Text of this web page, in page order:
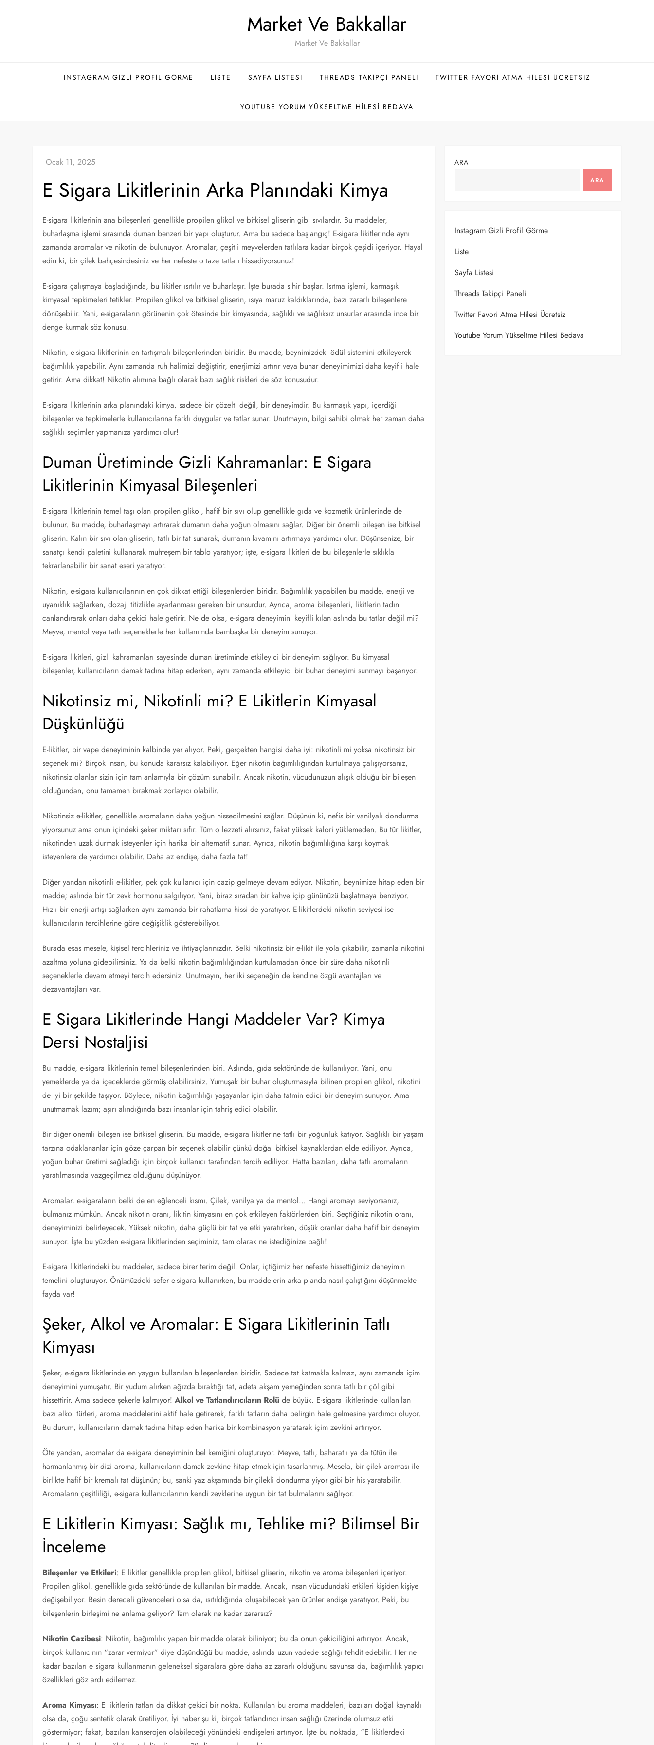
Market Ve Bakkallar
Market Ve Bakkallar
INSTAGRAM GIZLI PROFIL GÖRME LISTE SAYFA LISTESI THREADS TAKIPÇI PANELI TWITTER FAVORI ATMA HILESI ÜCRETSIZ
YOUTUBE YORUM YÜKSELTME HILESI BEDAVA
E Sigara Likitlerinin Arka Planındaki Kimya
E-sigara likitlerinin ana bileşenleri genellikle propilen glikol ve bitkisel gliserin gibi sıvılardır. Bu maddeler,
buharlaşma işlemi sırasında duman benzeri bir yapı oluşturur. Ama bu sadece başlangıç! E-sigara likitlerinde aynı
zamanda aromalar ve nikotin de bulunuyor. Aromalar, çeşitli meyvelerden tatlılara kadar birçok çeşidi içeriyor. Hayal
edin ki, bir çilek bahçesindesiniz ve her nefeste o taze tatları hissediyorsunuz!
E-sigara çalışmaya başladığında, bu likitler ısıtılır ve buharlaşır. İşte burada sihir başlar. Isıtma işlemi, karmaşık
kimyasal tepkimeleri tetikler. Propilen glikol ve bitkisel gliserin, ısıya maruz kaldıklarında, bazı zararlı bileşenlere
dönüşebilir. Yani, e-sigaraların görünenin çok ötesinde bir kimyasında, sağlıklı ve sağlıksız unsurlar arasında ince bir
denge kurmak söz konusu.
Nikotin, e-sigara likitlerinin en tartışmalı bileşenlerinden biridir. Bu madde, beynimizdeki ödül sistemini etkileyerek
bağımlılık yapabilir. Aynı zamanda ruh halimizi değiştirir, enerjimizi artırır veya buhar deneyimimizi daha keyifli hale
getirir. Ama dikkat! Nikotin alımına bağlı olarak bazı sağlık riskleri de söz konusudur.
E-sigara likitlerinin arka planındaki kimya, sadece bir çözelti değil, bir deneyimdir. Bu karmaşık yapı, içerdiği
bileşenler ve tepkimelerle kullanıcılarına farklı duygular ve tatlar sunar. Unutmayın, bilgi sahibi olmak her zaman daha
sağlıklı seçimler yapmanıza yardımcı olur!
Duman Üretiminde Gizli Kahramanlar: E Sigara
Likitlerinin Kimyasal Bileşenleri
E-sigara likitlerinin temel taşı olan propilen glikol, hafif bir sıvı olup genellikle gıda ve kozmetik ürünlerinde de
bulunur. Bu madde, buharlaşmayı artırarak dumanın daha yoğun olmasını sağlar. Diğer bir önemli bileşen ise bitkisel
gliserin. Kalın bir sıvı olan gliserin, tatlı bir tat sunarak, dumanın kıvamını artırmaya yardımcı olur. Düşünsenize, bir
sanatçı kendi paletini kullanarak muhteşem bir tablo yaratıyor; işte, e-sigara likitleri de bu bileşenlerle sıklıkla
tekrarlanabilir bir sanat eseri yaratıyor.
Nikotin, e-sigara kullanıcılarının en çok dikkat ettiği bileşenlerden biridir. Bağımlılık yapabilen bu madde, enerji ve
uyanıklık sağlarken, dozajı titizlikle ayarlanması gereken bir unsurdur. Ayrıca, aroma bileşenleri, likitlerin tadını
canlandırarak onları daha çekici hale getirir. Ne de olsa, e-sigara deneyimini keyifli kılan aslında bu tatlar değil mi?
Meyve, mentol veya tatlı seçeneklerle her kullanımda bambaşka bir deneyim sunuyor.
E-sigara likitleri, gizli kahramanları sayesinde duman üretiminde etkileyici bir deneyim sağlıyor. Bu kimyasal
bileşenler, kullanıcıların damak tadına hitap ederken, aynı zamanda etkileyici bir buhar deneyimi sunmayı başarıyor.
Nikotinsiz mi, Nikotinli mi? E Likitlerin Kimyasal
Düşkünlüğü
E-likitler, bir vape deneyiminin kalbinde yer alıyor. Peki, gerçekten hangisi daha iyi: nikotinli mi yoksa nikotinsiz bir
seçenek mi? Birçok insan, bu konuda kararsız kalabiliyor. Eğer nikotin bağımlılığından kurtulmaya çalışıyorsanız,
nikotinsiz olanlar sizin için tam anlamıyla bir çözüm sunabilir. Ancak nikotin, vücudunuzun alışık olduğu bir bileşen
olduğundan, onu tamamen bırakmak zorlayıcı olabilir.
Nikotinsiz e-likitler, genellikle aromaların daha yoğun hissedilmesini sağlar. Düşünün ki, nefis bir vanilyalı dondurma
yiyorsunuz ama onun içindeki şeker miktarı sıfır. Tüm o lezzeti alırsınız, fakat yüksek kalori yüklemeden. Bu tür likitler,
nikotinden uzak durmak isteyenler için harika bir alternatif sunar. Ayrıca, nikotin bağımlılığına karşı koymak
isteyenlere de yardımcı olabilir. Daha az endişe, daha fazla tat!
Diğer yandan nikotinli e-likitler, pek çok kullanıcı için cazip gelmeye devam ediyor. Nikotin, beynimize hitap eden bir
madde; aslında bir tür zevk hormonu salgılıyor. Yani, biraz sıradan bir kahve içip gününüzü başlatmaya benziyor.
Hızlı bir enerji artışı sağlarken aynı zamanda bir rahatlama hissi de yaratıyor. E-likitlerdeki nikotin seviyesi ise
kullanıcıların tercihlerine göre değişiklik gösterebiliyor.
Burada esas mesele, kişisel tercihleriniz ve ihtiyaçlarınızdır. Belki nikotinsiz bir e-likit ile yola çıkabilir, zamanla nikotini
azaltma yoluna gidebilirsiniz. Ya da belki nikotin bağımlılığından kurtulamadan önce bir süre daha nikotinli
seçeneklerle devam etmeyi tercih edersiniz. Unutmayın, her iki seçeneğin de kendine özgü avantajları ve
dezavantajları var.
E Sigara Likitlerinde Hangi Maddeler Var? Kimya
Dersi Nostaljisi
Bu madde, e-sigara likitlerinin temel bileşenlerinden biri. Aslında, gıda sektöründe de kullanılıyor. Yani, onu
yemeklerde ya da içeceklerde görmüş olabilirsiniz. Yumuşak bir buhar oluşturmasıyla bilinen propilen glikol, nikotini
de iyi bir şekilde taşıyor. Böylece, nikotin bağımlılığı yaşayanlar için daha tatmin edici bir deneyim sunuyor. Ama
unutmamak lazım; aşırı alındığında bazı insanlar için tahriş edici olabilir.
Bir diğer önemli bileşen ise bitkisel gliserin. Bu madde, e-sigara likitlerine tatlı bir yoğunluk katıyor. Sağlıklı bir yaşam
tarzına odaklananlar için göze çarpan bir seçenek olabilir çünkü doğal bitkisel kaynaklardan elde ediliyor. Ayrıca,
yoğun buhar üretimi sağladığı için birçok kullanıcı tarafından tercih ediliyor. Hatta bazıları, daha tatlı aromaların
yaratılmasında vazgeçilmez olduğunu düşünüyor.
Aromalar, e-sigaraların belki de en eğlenceli kısmı. Çilek, vanilya ya da mentol… Hangi aromayı seviyorsanız,
bulmanız mümkün. Ancak nikotin oranı, likitin kimyasını en çok etkileyen faktörlerden biri. Seçtiğiniz nikotin oranı,
deneyiminizi belirleyecek. Yüksek nikotin, daha güçlü bir tat ve etki yaratırken, düşük oranlar daha hafif bir deneyim
sunuyor. İşte bu yüzden e-sigara likitlerinden seçiminiz, tam olarak ne istediğinize bağlı!
E-sigara likitlerindeki bu maddeler, sadece birer terim değil. Onlar, içtiğimiz her nefeste hissettiğimiz deneyimin
temelini oluşturuyor. Önümüzdeki sefer e-sigara kullanırken, bu maddelerin arka planda nasıl çalıştığını düşünmekte
fayda var!
Şeker, Alkol ve Aromalar: E Sigara Likitlerinin Tatlı
Kimyası
Şeker, e-sigara likitlerinde en yaygın kullanılan bileşenlerden biridir. Sadece tat katmakla kalmaz, aynı zamanda içim
deneyimini yumuşatır. Bir yudum alırken ağızda bıraktığı tat, adeta akşam yemeğinden sonra tatlı bir çöl gibi
hissettirir. Ama sadece şekerle kalmıyor!Alkol ve Tatlandırıcıların Rolü de büyük. E-sigara likitlerinde kullanılan
bazı alkol türleri, aroma maddelerini aktif hale getirerek, farklı tatların daha belirgin hale gelmesine yardımcı oluyor.
Bu durum, kullanıcıların damak tadına hitap eden harika bir kombinasyon yaratarak içim zevkini artırıyor.
Öte yandan, aromalar da e-sigara deneyiminin bel kemiğini oluşturuyor. Meyve, tatlı, baharatlı ya da tütün ile
harmanlanmış bir dizi aroma, kullanıcıların damak zevkine hitap etmek için tasarlanmış. Mesela, bir çilek aroması ile
birlikte hafif bir kremalı tat düşünün; bu, sanki yaz akşamında bir çilekli dondurma yiyor gibi bir his yaratabilir.
Aromaların çeşitliliği, e-sigara kullanıcılarının kendi zevklerine uygun bir tat bulmalarını sağlıyor.
E Likitlerin Kimyası: Sağlık mı, Tehlike mi? Bilimsel Bir
İnceleme
Bileşenler ve Etkileri: E likitler genellikle propilen glikol, bitkisel gliserin, nikotin ve aroma bileşenleri içeriyor.
Propilen glikol, genellikle gıda sektöründe de kullanılan bir madde. Ancak, insan vücudundaki etkileri kişiden kişiye
değişebiliyor. Besin dereceli güvenceleri olsa da, ısıtıldığında oluşabilecek yan ürünler endişe yaratıyor. Peki, bu
bileşenlerin birleşimi ne anlama geliyor? Tam olarak ne kadar zararsız?
Nikotin Cazibesi: Nikotin, bağımlılık yapan bir madde olarak biliniyor; bu da onun çekiciliğini artırıyor. Ancak,
birçok kullanıcının “zarar vermiyor” diye düşündüğü bu madde, aslında uzun vadede sağlığı tehdit edebilir. Her ne
kadar bazıları e sigara kullanmanın geleneksel sigaralara göre daha az zararlı olduğunu savunsa da, bağımlılık yapıcı
özellikleri göz ardı edilemez.
Aroma Kimyası: E likitlerin tatları da dikkat çekici bir nokta. Kullanılan bu aroma maddeleri, bazıları doğal kaynaklı
olsa da, çoğu sentetik olarak üretiliyor. İyi haber şu ki, birçok tatlandırıcı insan sağlığı üzerinde olumsuz etki
göstermiyor; fakat, bazıları kanserojen olabileceği yönündeki endişeleri artırıyor. İşte bu noktada, “E likitlerdeki
ARA
ARA
Instagram Gizli Profil Görme
Liste
Sayfa Listesi
Threads Takipçi Paneli
Twitter Favori Atma Hilesi Ücretsiz
Youtube Yorum Yükseltme Hilesi Bedava